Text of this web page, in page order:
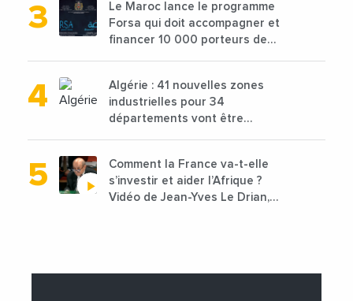
Le Maroc lance le programme
Forsa qui doit accompagner et
financer 10 000 porteurs de
Algérie : 41 nouvelles zones
industrielles pour 34
départements vont être
Comment la France va-t-elle
s’investir et aider l’Afrique ?
Vidéo de Jean-Yves Le Drian,